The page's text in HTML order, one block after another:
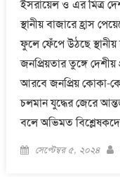
ইসরায়েল ও এর মিত্র
স্থানীয় বাজারে হ্রাস
ফুলে ফেঁপে উঠছে
জনপ্রিয়তার তুঙ্গে
আরবে জনপ্রিয় কোকা-
চলমান যুদ্ধের জেরে
বলে অভিমত
Posted
সেপ্টেম্বর ৫, ২০২৪